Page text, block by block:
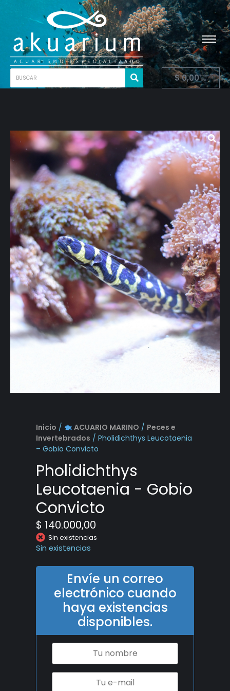
$0,00
Inicio / ACUARIO MARINO / Peces e
Invertebrados / Pholidichthys Leucotaenia
– Gobio Convicto
Pholidichthys
Leucotaenia - Gobio
Convicto
$ 140.000,00
Sin existencias
Sin existencias
Envíe un correo
electrónico cuando
haya existencias
disponibles.